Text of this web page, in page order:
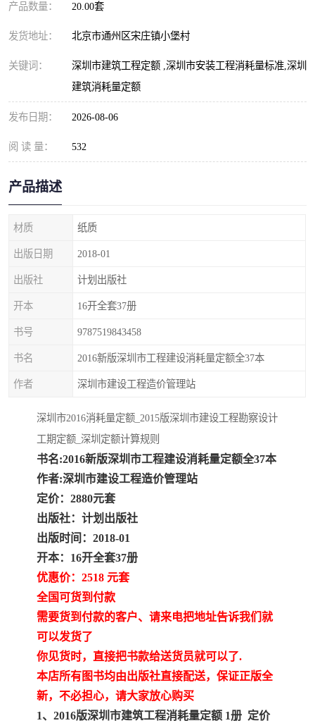
产品数量： 20.00套
发货地址： 北京市通州区宋庄镇小堡村
关键词：
深圳市建筑工程定额 ,深圳市安装工程消耗量标准,深圳
建筑消耗量定额
发布日期： 2026-08-06
阅 读 量： 532
产品描述
材质 纸质
出版日期 2018-01
出版社 计划出版社
开本 16开全套37册
书号 9787519843458
书名 2016新版深圳市工程建设消耗量定额全37本
作者 深圳市建设工程造价管理站
深圳市2016消耗量定额_2015版深圳市建设工程勘察设计
工期定额_深圳定额计算规则
书名:2016新版深圳市工程建设消耗量定额全37本
作者:深圳市建设工程造价管理站
定价：2880元套
出版社：计划出版社
出版时间：2018-01
开本：16开全套37册
优惠价：2518 元套
全国可货到付款
需要货到付款的客户、请来电把地址告诉我们就
可以发货了
你见货时，直接把书款给送货员就可以了.
本店所有图书均由出版社直接配送，保证正版全
新，不必担心，请大家放心购买
1、2016版深圳市建筑工程消耗量定额 1册 定价
冶金工业建设工程预算定
额
电子工程概预算定额
疏浚工程预算定额
吉林建设工程计价定额
福建建设工程预算定额
江西省建筑工程预算定额
锅炉及压力容器规范国际 广东省建设工程预算定额
甘肃省建设工程预算定额
内蒙古建设工程预算定额 公路工程预算定额
陕西建设工程消耗量定额
贵州水利水电定额
青海省建筑工程消耗量定
20kv及以下配电网工程定
广西建筑安装工程预算定
*考军校教材 黑龙江建设工程计价定额
依据
海南省建设工程预算定额 浙江省建设工程预算定额